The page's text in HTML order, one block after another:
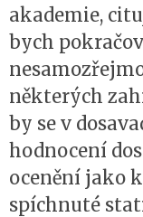
akademie,
bych
některých
by se v
hodnocení
ocenění jako
spíchnuté